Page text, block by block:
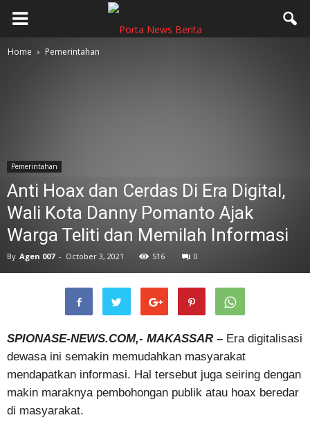
Home Pemerintahan
Pemerintahan
Anti Hoax dan Cerdas Di Era Digital,
Wali Kota Danny Pomanto Ajak
Warga Teliti dan Memilah Informasi
By Agen 007 - October 3, 2021 516 0
SPIONASE-NEWS.COM,- MAKASSAR – Era digitalisasi
dewasa ini semakin memudahkan masyarakat
mendapatkan informasi. Hal tersebut juga seiring dengan
makin maraknya pembohongan publik atau hoax beredar
di masyarakat.